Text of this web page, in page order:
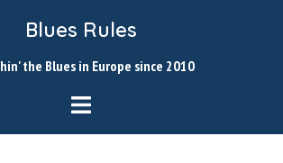
Blues Rules
the Blues in Europe since 2010